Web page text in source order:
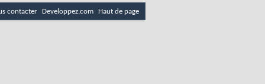
contacter Developpez.com Haut de page